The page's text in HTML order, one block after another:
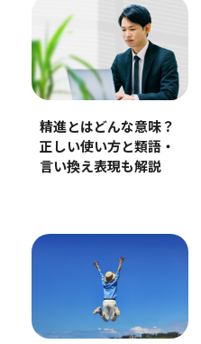
精進とはどんな意味？
正しい使い方と類語・
言い換え表現も解説